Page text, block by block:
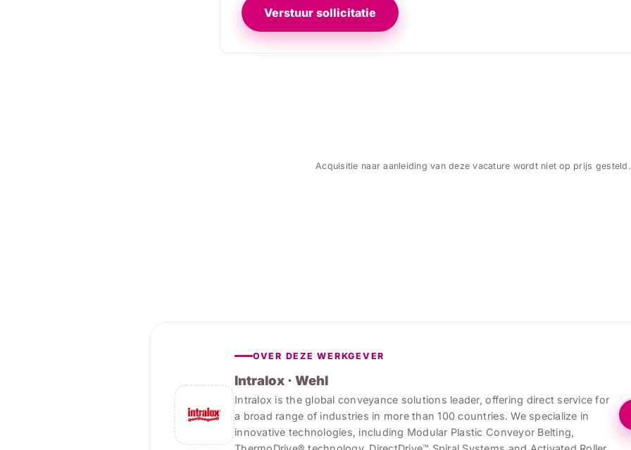
Verstuur sollicitatie
Acquisitie naar aanleiding van deze vacature wordt niet op prijs gesteld.
OVER DEZE WERKGEVER
Intralox · Wehl
Intralox is the global conveyance solutions leader, offering direct service for
a broad range of industries in more than 100 countries. We specialize in
innovative technologies, including Modular Plastic Conveyor Belting,